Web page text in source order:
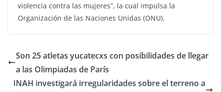
violencia contra las mujeres”, la cual impulsa la
Organización de las Naciones Unidas (ONU).
Son 25 atletas yucatecxs con posibilidades de llegar
a las Olimpiadas de París
INAH investigará irregularidades sobre el terreno a